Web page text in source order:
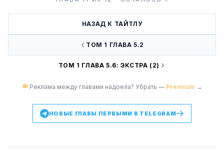
НАЗАД К ТАЙТЛУ
ТОМ 1 ГЛАВА 5.2
ТОМ 1 ГЛАВА 5.6: ЭКСТРА (2)
Реклама между главами надоела? Убрать — Premium →
НОВЫЕ ГЛАВЫ ПЕРВЫМИ В TELEGRAM